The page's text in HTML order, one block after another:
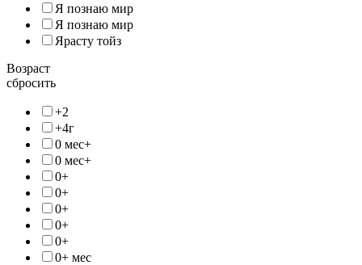
Я познаю мир
Я познаю мир
Ярасту тойз
Возраст
сбросить
+2
+4г
0 мес+
0 мес+
0+
0+
0+
0+
0+
0+ мес